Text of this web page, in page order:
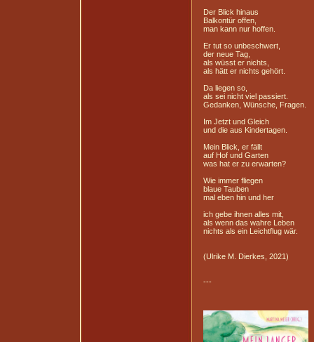
Der Blick hinaus
Balkontür offen,
man kann nur hoffen.
Er tut so unbeschwert,
der neue Tag,
als wüsst er nichts,
als hätt er nichts gehört.
Da liegen so,
als sei nicht viel passiert.
Gedanken, Wünsche, Fragen.
Im Jetzt und Gleich
und die aus Kindertagen.
Mein Blick, er fällt
auf Hof und Garten
was hat er zu erwarten?
Wie immer fliegen
blaue Tauben
mal eben hin und her
ich gebe ihnen alles mit,
als wenn das wahre Leben
nichts als ein Leichtflug wär.
(Ulrike M. Dierkes, 2021)
---